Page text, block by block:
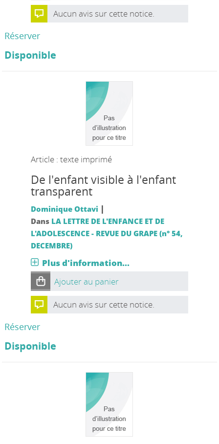
Aucun avis sur cette notice.
Réserver
Disponible
Article : texte imprimé
De l'enfant visible à l'enfant
transparent
Dominique Ottavi |
Dans LA LETTRE DE L'ENFANCE ET DE
L'ADOLESCENCE - REVUE DU GRAPE (n° 54,
DECEMBRE)
Plus d'information...
Ajouter au panier
Aucun avis sur cette notice.
Réserver
Disponible